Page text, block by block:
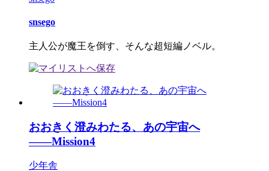
snsego
主人公が魔王を倒す、そんな超短編ノベル。
おおきく澄みわたる、あの宇宙へ
――Mission4
少年舎